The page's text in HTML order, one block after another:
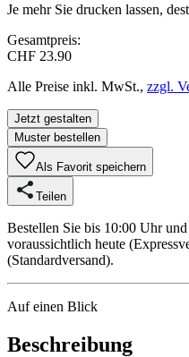
Je mehr Sie drucken lassen,
Gesamtpreis:
CHF 23.90
Alle Preise inkl. MwSt., zzgl.
Jetzt gestalten
Muster bestellen
Als Favorit speichern
Teilen
Bestellen Sie bis 10:00 Uhr
voraussichtlich heute
(Standardversand).
Auf einen Blick
Beschreibung